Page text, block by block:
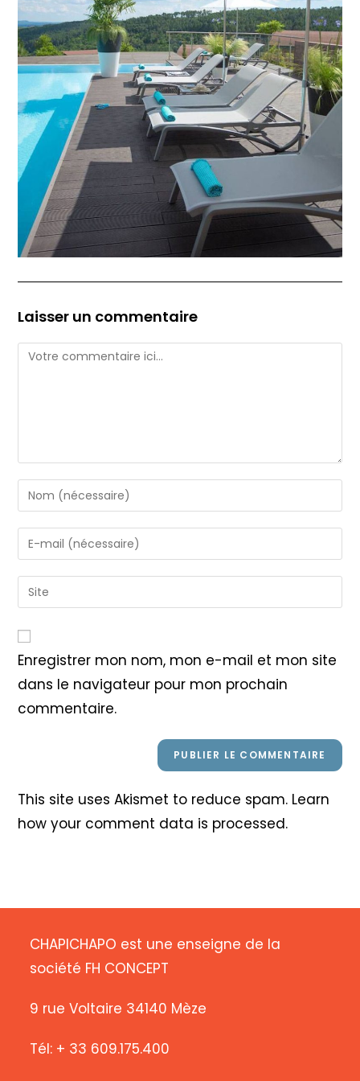
Laisser un commentaire
Comment
Enter
your
name
or
to
comment
Enter
your
email
address
Saisir
l’URL
votre
site
(facultatif)
Enregistrer mon nom, mon e-mail et mon site
dans le navigateur pour mon prochain
commentaire.
This site uses Akismet to reduce spam. Learn
how your comment data is processed.
CHAPICHAPO est une enseigne de la
société FH CONCEPT
9 rue Voltaire 34140 Mèze
Tél: + 33 609.175.400